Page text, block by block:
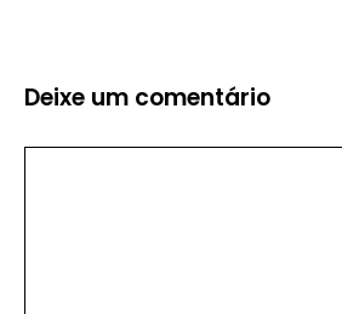
Deixe um comentário